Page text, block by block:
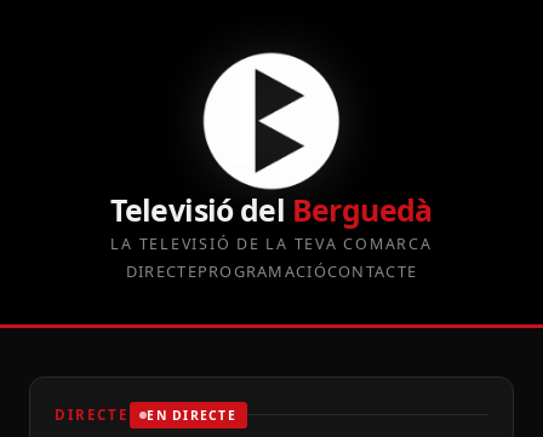
Televisió del Berguedà
LA TELEVISIÓ DE LA TEVA COMARCA
DIRECTEPROGRAMACIÓCONTACTE
DIRECTE EN DIRECTE